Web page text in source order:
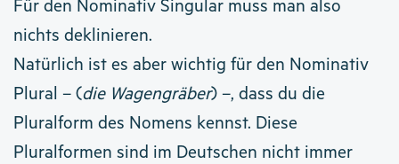
Für den Nominativ Singular muss man also
nichts deklinieren.
Natürlich ist es aber wichtig für den Nominativ
Plural – (die Wagengräber) –, dass du die
Pluralform des Nomens kennst. Diese
Pluralformen sind im Deutschen nicht immer